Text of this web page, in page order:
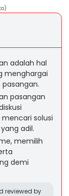
adalah hal
menghargai
pasangan
solusi
adil.
memilih
demi
reviewed by